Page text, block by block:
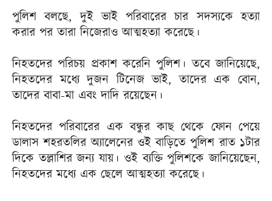
পুলিশ বলছে, দুই ভাই পরিবারের চার সদস্যকে হত্যা
করার পর তারা নিজেরাও আত্মহত্যা করেছে।
নিহতদের পরিচয় প্রকাশ করেনি পুলিশ। তবে জানিয়েছে,
নিহতদের মধ্যে দুজন টিনেজ ভাই, তাদের এক বোন,
তাদের বাবা-মা এবং দাদি রয়েছেন।
নিহতদের পরিবারের এক বন্ধুর কাছ থেকে ফোন পেয়ে
ডালাস শহরতলির অ্যালেনের ওই বাড়িতে পুলিশ রাত ১টার
দিকে তল্লাশির জন্য যায়। ওই ব্যক্তি পুলিশকে জানিয়েছেন,
নিহতদের মধ্যে এক ছেলে আত্মহত্যা করেছে।